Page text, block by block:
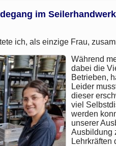
im
ich, als einzige Frau,
Während
dabei die
Betrieben,
Leider
dieser
viel
werden
unserer
Ausbildung
Lehrkräften